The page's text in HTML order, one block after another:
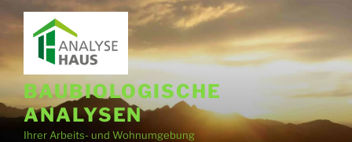
Zum
Inhalt
springen
BAUBIOLOGISCHE
ANALYSEN
Ihrer Arbeits- und Wohnumgebung